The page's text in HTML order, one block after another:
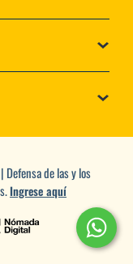
de las y los
Ingrese aquí